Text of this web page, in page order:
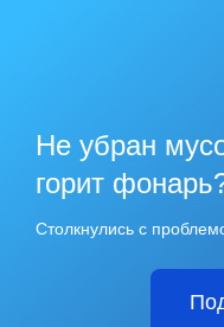
Не убран
горит
Столкнулись с